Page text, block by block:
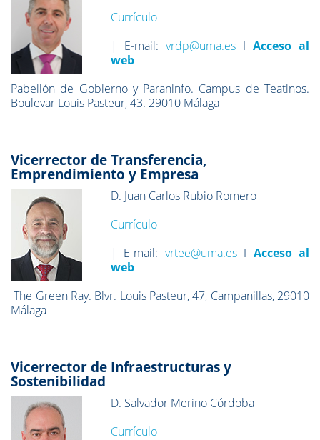
Currículo
| E-mail: vrdp@uma.es I Acceso al
web
Pabellón de Gobierno y Paraninfo. Campus de Teatinos.
Boulevar Louis Pasteur, 43. 29010 Málaga
Vicerrector de Transferencia,
Emprendimiento y Empresa
D. Juan Carlos Rubio Romero
Currículo
| E-mail: vrtee@uma.es I Acceso al
web
The Green Ray. Blvr. Louis Pasteur, 47, Campanillas, 29010
Málaga
Vicerrector de Infraestructuras y
Sostenibilidad
D. Salvador Merino Córdoba
Currículo